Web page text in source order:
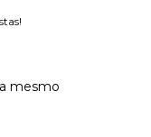
mesmo